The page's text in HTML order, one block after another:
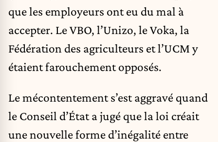
que les employeurs ont eu du mal à
accepter. Le VBO, l’Unizo, le Voka, la
Fédération des agriculteurs et l’UCM y
étaient farouchement opposés.
Le mécontentement s’est aggravé quand
le Conseil d’État a jugé que la loi créait
une nouvelle forme d’inégalité entre